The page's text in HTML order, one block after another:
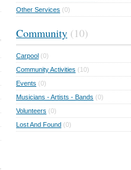
Other Services (0)
Community (10)
Carpool (0)
Community Activities (10)
Events (0)
Musicians - Artists - Bands (0)
Volunteers (0)
Lost And Found (0)